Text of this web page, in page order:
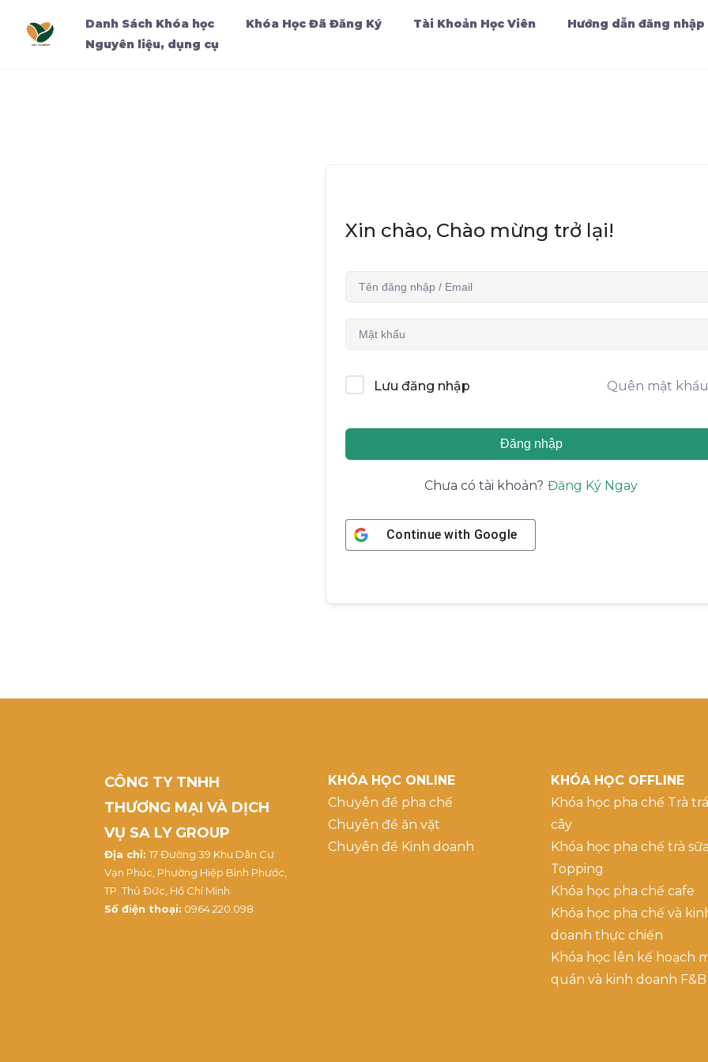
Danh Sách Khóa học Khóa Học Đã Đăng Ký Tài Khoản Học Viên
Hướng dẫn đăng nhập
Nguyên liệu, dụng cụ
Xin chào, Chào mừng trở lại!
Lưu đăng nhập Quên mật
Đăng nhập
Chưa có tài khoản? Đăng Ký Ngay
Continue with Google
CÔNG TY TNHH
THƯƠNG MẠI VÀ DỊCH
VỤ SA LY GROUP
Địa chỉ: 17 Đường 39 Khu Dân Cư
Vạn Phúc, Phường Hiệp Bình Phước,
TP. Thủ Đức, Hồ Chí Minh
Số điện thoại: 0964.220.098
KHÓA HỌC ONLINE
Chuyên đề pha chế
Chuyên đề ăn vặt
Chuyên đề Kinh doanh
KHÓA HỌC OFFLINE
Khóa học pha chế Trà
cây
Khóa học pha chế trà
Topping
Khóa học pha chế cafe
Khóa học pha chế và
doanh thực chiến
Khóa học lên kế hoạch
quán và kinh doanh F&B